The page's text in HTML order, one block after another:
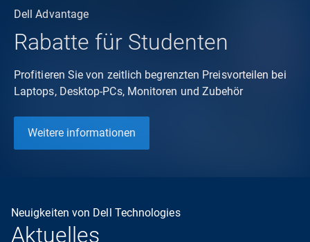
Dell Advantage
Rabatte für Studenten
Profitieren Sie von zeitlich begrenzten Preisvorteilen bei
Laptops, Desktop-PCs, Monitoren und Zubehör
Weitere informationen
Neuigkeiten von Dell Technologies
Aktuelles